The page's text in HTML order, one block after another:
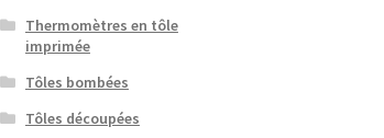
Thermomètres en tôle
imprimée
Tôles bombées
Tôles découpées